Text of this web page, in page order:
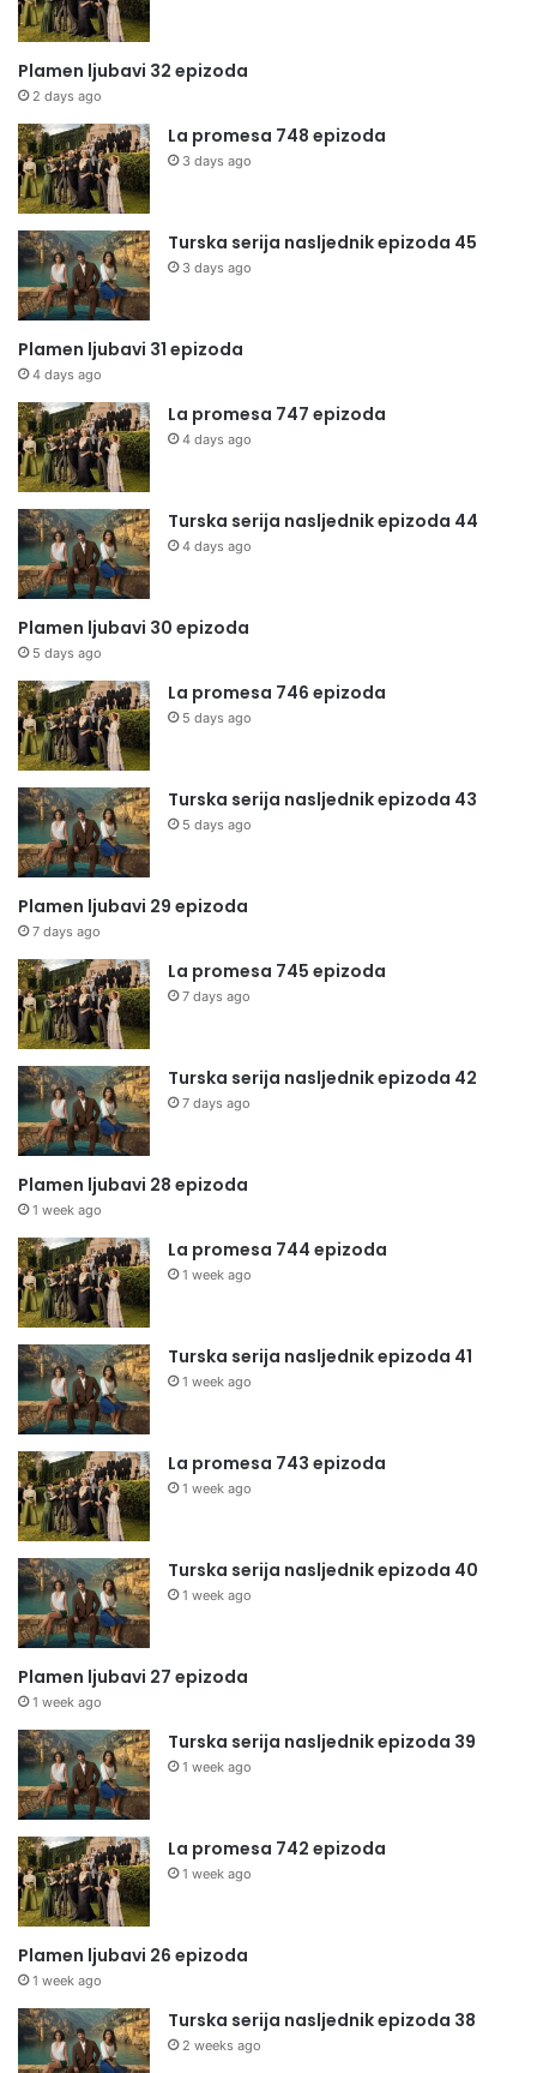
Plamen ljubavi 32 epizoda
2 days ago
La promesa 748 epizoda
3 days ago
Turska serija nasljednik epizoda 45
3 days ago
Plamen ljubavi 31 epizoda
4 days ago
La promesa 747 epizoda
4 days ago
Turska serija nasljednik epizoda 44
4 days ago
Plamen ljubavi 30 epizoda
5 days ago
La promesa 746 epizoda
5 days ago
Turska serija nasljednik epizoda 43
5 days ago
Plamen ljubavi 29 epizoda
7 days ago
La promesa 745 epizoda
7 days ago
Turska serija nasljednik epizoda 42
7 days ago
Plamen ljubavi 28 epizoda
1 week ago
La promesa 744 epizoda
1 week ago
Turska serija nasljednik epizoda 41
1 week ago
La promesa 743 epizoda
1 week ago
Turska serija nasljednik epizoda 40
1 week ago
Plamen ljubavi 27 epizoda
1 week ago
Turska serija nasljednik epizoda 39
1 week ago
La promesa 742 epizoda
1 week ago
Plamen ljubavi 26 epizoda
1 week ago
Turska serija nasljednik epizoda 38
2 weeks ago